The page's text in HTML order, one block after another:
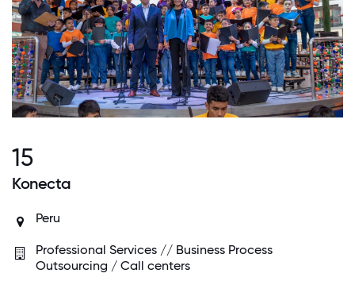
15
Konecta
Peru
Professional Services // Business Process
Outsourcing / Call centers